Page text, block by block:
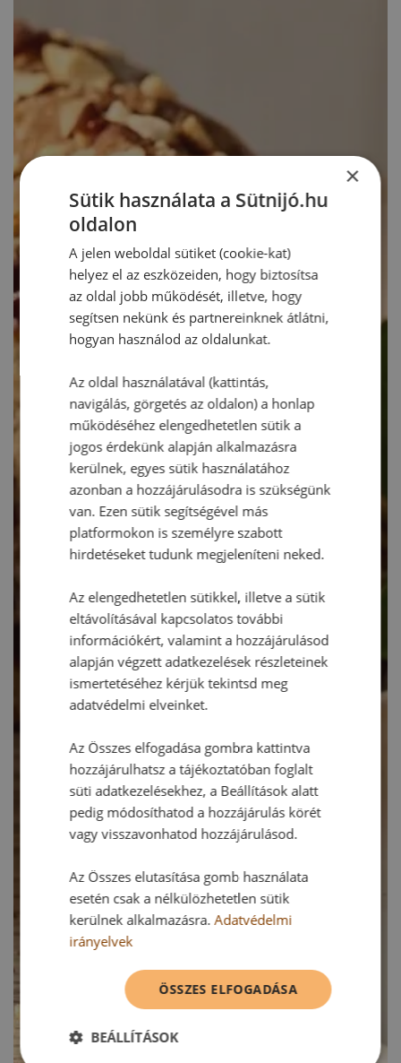
×
Sütik használata a Sütnijó.hu
oldalon
A jelen weboldal sütiket (cookie-kat)
helyez el az eszközeiden, hogy biztosítsa
az oldal jobb működését, illetve, hogy
segítsen nekünk és partnereinknek átlátni,
hogyan használod az oldalunkat.
Az oldal használatával (kattintás,
navigálás, görgetés az oldalon) a honlap
működéséhez elengedhetetlen sütik a
jogos érdekünk alapján alkalmazásra
kerülnek, egyes sütik használatához
azonban a hozzájárulásodra is szükségünk
van. Ezen sütik segítségével más
platformokon is személyre szabott
hirdetéseket tudunk megjeleníteni neked.
Az elengedhetetlen sütikkel, illetve a sütik
eltávolításával kapcsolatos további
információkért, valamint a hozzájárulásod
alapján végzett adatkezelések részleteinek
ismertetéséhez kérjük tekintsd meg
adatvédelmi elveinket.
Az Összes elfogadása gombra kattintva
hozzájárulhatsz a tájékoztatóban foglalt
süti adatkezelésekhez, a Beállítások alatt
pedig módosíthatod a hozzájárulás körét
vagy visszavonhatod hozzájárulásod.
Az Összes elutasítása gomb használata
esetén csak a nélkülözhetetlen sütik
kerülnek alkalmazásra.Adatvédelmi
irányelvek
ÖSSZES ELFOGADÁSA
BEÁLLÍTÁSOK